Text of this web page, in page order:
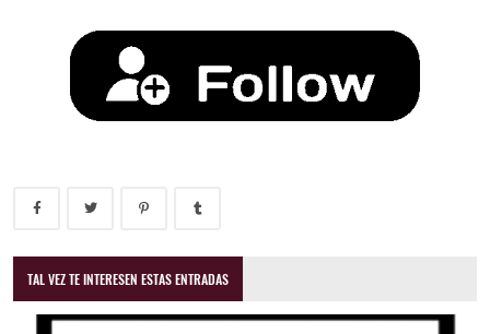
TAL VEZ TE INTERESEN ESTAS ENTRADAS